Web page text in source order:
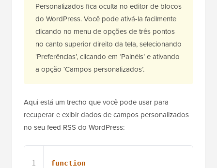
Personalizados fica oculta no editor de blocos
do WordPress. Você pode ativá-la facilmente
clicando no menu de opções de três pontos
no canto superior direito da tela, selecionando
‘Preferências’, clicando em ‘Painéis’ e ativando
a opção ‘Campos personalizados’.
Aqui está um trecho que você pode usar para
recuperar e exibir dados de campos personalizados
no seu feed RSS do WordPress:
1
function